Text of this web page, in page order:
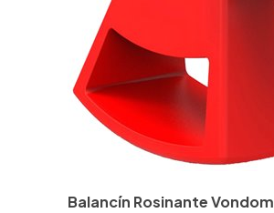
Balancín Rosinante Vondom